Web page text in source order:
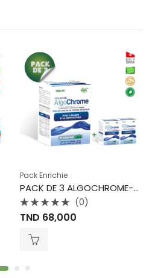
Pack Enrichie
PACK DE 3 ALGOCHROME-30 comprimés – Eden life
Note
0
(0)
TND 68,000